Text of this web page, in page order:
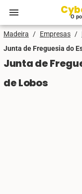
menu O
Madeira / Empresas /
Junta de Freguesia do
Junta de
de Lobos